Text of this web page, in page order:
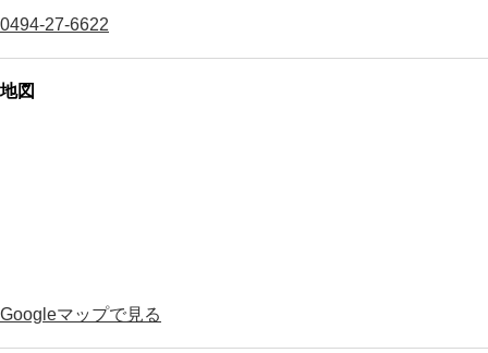
0494-27-6622
地図
Googleマップで見る